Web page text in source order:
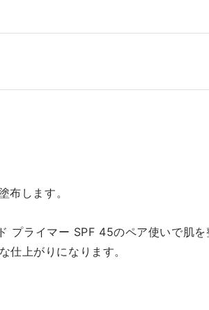
布します。
ライマー SPF 45のペア使いで肌を
仕上がりになります。